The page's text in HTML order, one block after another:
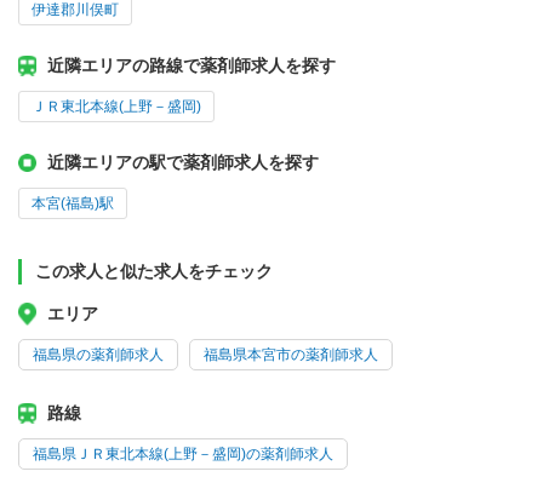
伊達郡川俣町
近隣エリアの路線で薬剤師求人を探す
ＪＲ東北本線(上野－盛岡)
近隣エリアの駅で薬剤師求人を探す
本宮(福島)駅
この求人と似た求人をチェック
エリア
福島県の薬剤師求人 福島県本宮市の薬剤師求人
路線
福島県ＪＲ東北本線(上野－盛岡)の薬剤師求人